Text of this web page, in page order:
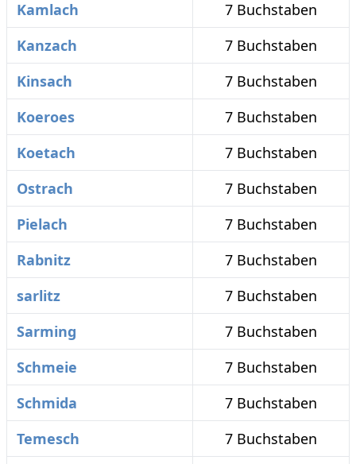
Kamlach
7 Buchstaben
Kanzach
7 Buchstaben
Kinsach
7 Buchstaben
Koeroes
7 Buchstaben
Koetach
7 Buchstaben
Ostrach
7 Buchstaben
Pielach
7 Buchstaben
Rabnitz
7 Buchstaben
sarlitz
7 Buchstaben
Sarming
7 Buchstaben
Schmeie
7 Buchstaben
Schmida
7 Buchstaben
Temesch
7 Buchstaben